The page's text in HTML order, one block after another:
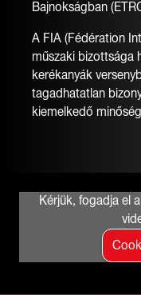
Bajnokságban
A FIA (Fédération
műszaki bizottsága
kerékanyák
tagadhatatlan
kiemelkedő
Kérjük, fogadja el